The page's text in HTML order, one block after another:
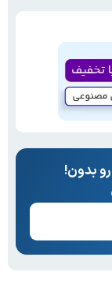
بدون!